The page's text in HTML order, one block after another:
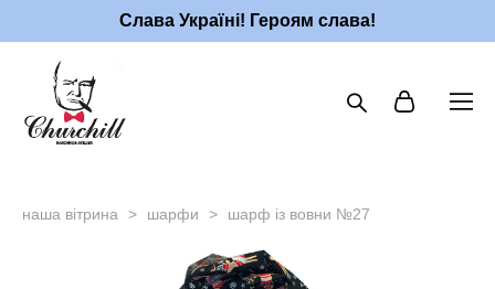
Слава Україні! Героям слава!
наша вітрина > шарфи > шарф із вовни №27